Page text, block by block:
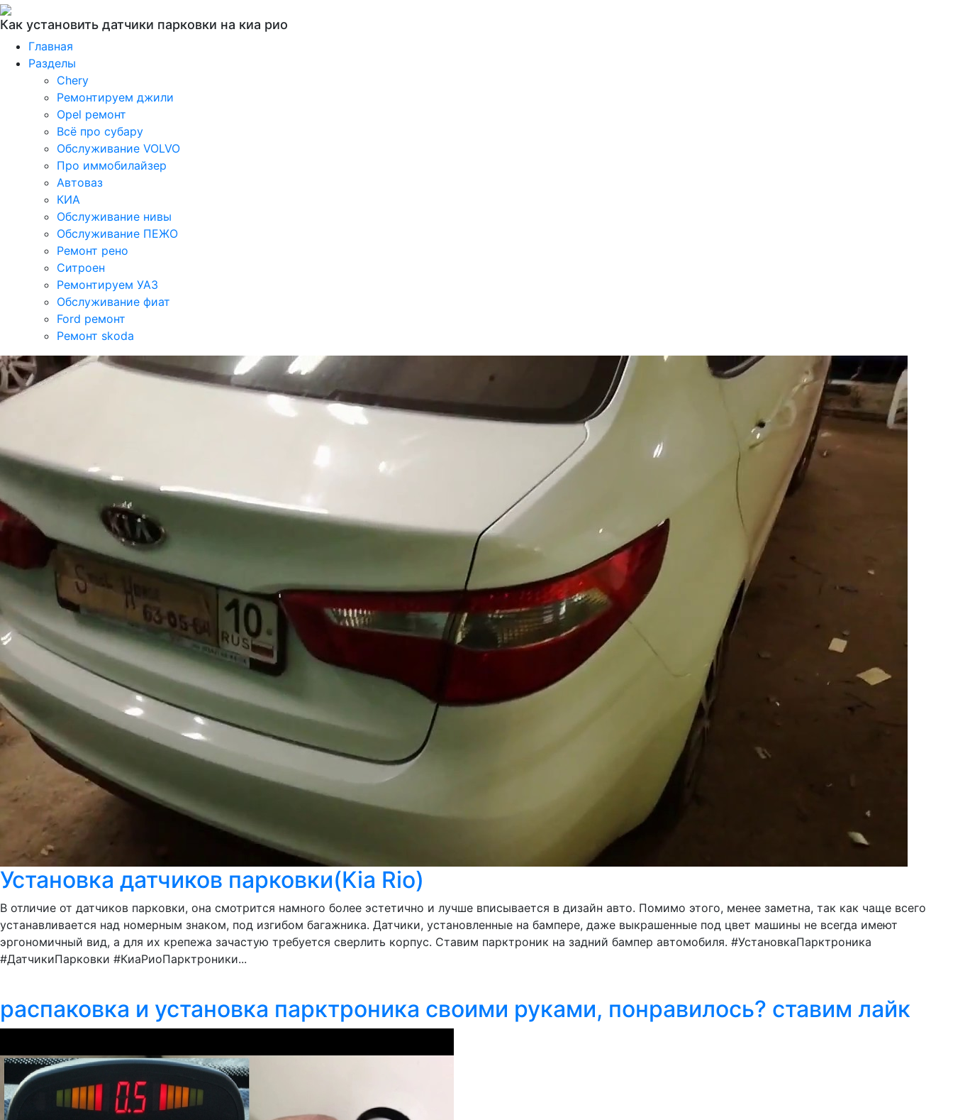
Как установить датчики парковки на киа рио
Главная
Разделы
Chery
Ремонтируем джили
Opel ремонт
Всё про субару
Обслуживание VOLVO
Про иммобилайзер
Автоваз
КИА
Обслуживание нивы
Обслуживание ПЕЖО
Ремонт рено
Ситроен
Ремонтируем УАЗ
Обслуживание фиат
Ford ремонт
Ремонт skoda
Установка датчиков парковки(Kia Rio)
В отличие от датчиков парковки, она смотрится намного более эстетично и лучше вписывается в дизайн авто. Помимо этого, менее заметна, так как чаще всего
устанавливается над номерным знаком, под изгибом багажника. Датчики, установленные на бампере, даже выкрашенные под цвет машины не всегда имеют
эргономичный вид, а для их крепежа зачастую требуется сверлить корпус. Ставим парктроник на задний бампер автомобиля. #УстановкаПарктроника
#ДатчикиПарковки #КиаРиоПарктроники...
распаковка и установка парктроника своими руками, понравилось? ставим лайк